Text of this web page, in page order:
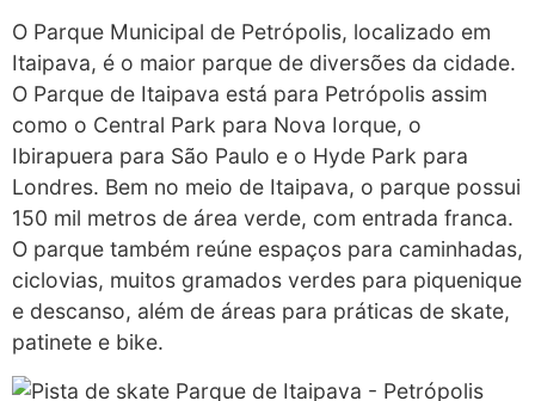
O Parque Municipal de Petrópolis, localizado em
Itaipava, é o maior parque de diversões da cidade.
O Parque de Itaipava está para Petrópolis assim
como o Central Park para Nova Iorque, o
Ibirapuera para São Paulo e o Hyde Park para
Londres. Bem no meio de Itaipava, o parque possui
150 mil metros de área verde, com entrada franca.
O parque também reúne espaços para caminhadas,
ciclovias, muitos gramados verdes para piquenique
e descanso, além de áreas para práticas de skate,
patinete e bike.